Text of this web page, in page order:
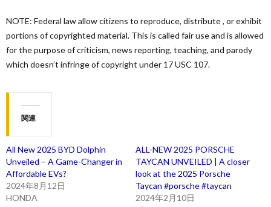
NOTE: Federal law allow citizens to reproduce, distribute , or exhibit
portions of copyrighted material. This is called fair use and is allowed
for the purpose of criticism, news reporting, teaching, and parody
which doesn’t infringe of copyright under 17 USC 107.
関連
All New 2025 BYD Dolphin
Unveiled – A Game-Changer in
Affordable EVs?
2024年8月12日
HONDA
ALL-NEW 2025 PORSCHE
TAYCAN UNVEILED | A closer
look at the 2025 Porsche
Taycan #porsche #taycan
2024年2月10日